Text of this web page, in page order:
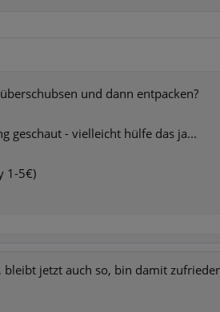
und dann entpacken?
geschaut - vielleicht hülfe das ja...
1-5€)
jetzt auch so, bin damit